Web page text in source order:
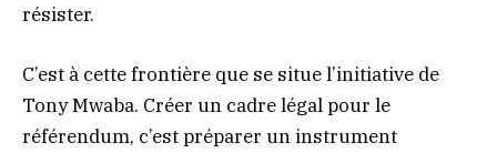
résister.
C’est à cette frontière que se situe l’initiative de
Tony Mwaba. Créer un cadre légal pour le
référendum, c’est préparer un instrument